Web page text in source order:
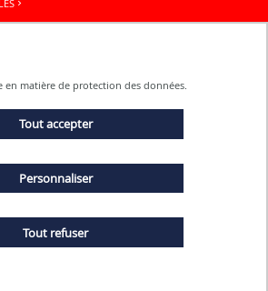
matière de protection des données.
Tout accepter
Tout refuser
Personnaliser